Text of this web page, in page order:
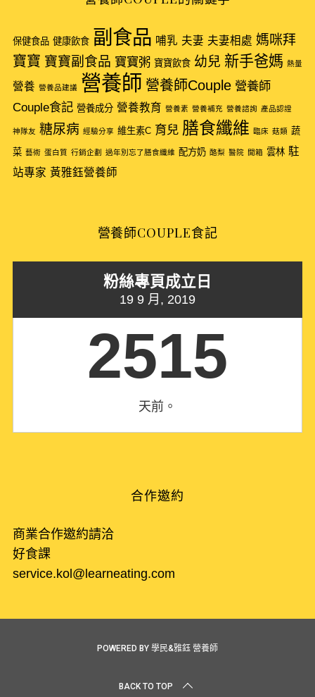
保健食品 健康飲食 副食品 哺乳 夫妻 夫妻相處 媽咪拜
寶寶 寶寶副食品 寶寶粥 寶寶飲食 幼兒 新手爸媽 熱量
營養 營養品建議 營養師 營養師Couple 營養師
Couple食記 營養成分 營養教育 營養素 營養補充 營養諮詢 產品認證
神隊友 糖尿病 經驗分享 維生素C 育兒 膳食纖維 臨床 菇類 蔬
菜 藝術 蛋白質 行銷企劃 過年別忘了膳食纖維 配方奶 酪梨 醫院 開箱 雲林 駐
站專家 黃雅鈺營養師
營養師COUPLE食記
粉絲專頁成立日
19 9 月, 2019
2515
天前。
合作邀約
商業合作邀約請洽
好食課
service.kol@learneating.com
POWERED BY 學民&雅鈺 營養師
BACK TO TOP
c
h
o
r
: